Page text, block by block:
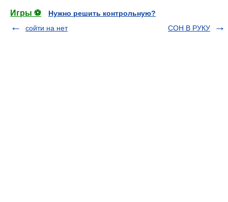
Игры ⚽
Нужно решить контрольную?
сойти на нет
СОН В РУКУ